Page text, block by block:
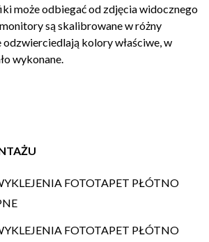
może odbiegać od zdjęcia widocznego
są skalibrowane w różny
odzwierciedlają kolory właściwe, w
wykonane.
FOTOTAPET PŁÓTNO
FOTOTAPET PŁÓTNO